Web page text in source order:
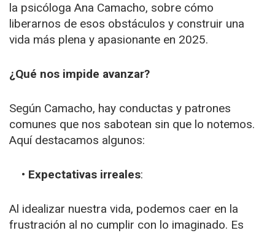
la psicóloga Ana Camacho, sobre cómo
liberarnos de esos obstáculos y construir una
vida más plena y apasionante en 2025.
¿Qué nos impide avanzar?
Según Camacho, hay conductas y patrones
comunes que nos sabotean sin que lo notemos.
Aquí destacamos algunos:
• Expectativas irreales:
Al idealizar nuestra vida, podemos caer en la
frustración al no cumplir con lo imaginado. Es